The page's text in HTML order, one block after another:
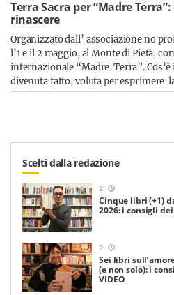
Servizi
nostra newsletter
Iscriviti
Terra Sacra per “Madre
rinascere
Organizzato dall’ associazione no
l’1 e il 2 maggio, al Monte di Pietà,
internazionale “Madre Terra”. Cos’è
divenuta fatto, voluta per esprimere
Scelti dalla redazione
2'
Cinque libri (+1)
2026: i consigli
2'
Sei libri
(e non solo): i
VIDEO